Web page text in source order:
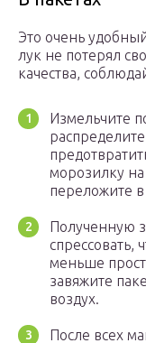
Это очень
лук не потерял
качества,
Измельчите
морозилку на
переложите в
Полученную
спрессовать,
меньше
завяжите
воздух.
После всех